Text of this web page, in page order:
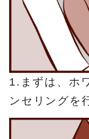
1.まずは、ホ
ンセリングを